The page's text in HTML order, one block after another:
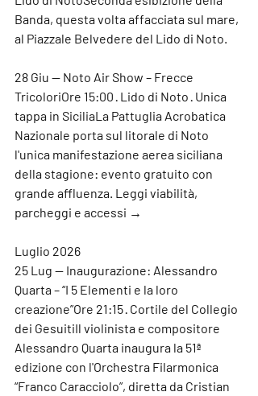
Banda, questa volta affacciata sul mare,
al Piazzale Belvedere del Lido di Noto.
28 Giu — Noto Air Show – Frecce
TricoloriOre 15:00 · Lido di Noto · Unica
tappa in SiciliaLa Pattuglia Acrobatica
Nazionale porta sul litorale di Noto
l'unica manifestazione aerea siciliana
della stagione: evento gratuito con
grande affluenza. Leggi viabilità,
parcheggi e accessi →
Luglio 2026
25 Lug — Inaugurazione: Alessandro
Quarta – “I 5 Elementi e la loro
creazione”Ore 21:15 · Cortile del Collegio
dei GesuitiIl violinista e compositore
Alessandro Quarta inaugura la 51ª
edizione con l'Orchestra Filarmonica
“Franco Caracciolo”, diretta da Cristian